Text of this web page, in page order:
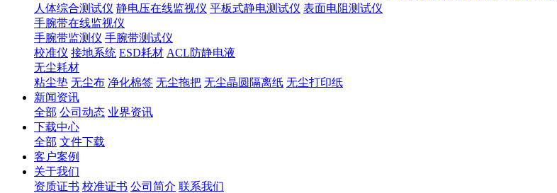
人体综合测试仪 静电压在线监视仪 平板式静电测试仪 表面电阻测试仪
手腕带在线监视仪
手腕带监测仪 手腕带测试仪
校准仪 接地系统 ESD耗材 ACL防静电液
无尘耗材
粘尘垫 无尘布 净化棉签 无尘拖把 无尘晶圆隔离纸 无尘打印纸
新闻资讯
全部 公司动态 业界资讯
下载中心
全部 文件下载
客户案例
关于我们
资质证书 校准证书 公司简介 联系我们